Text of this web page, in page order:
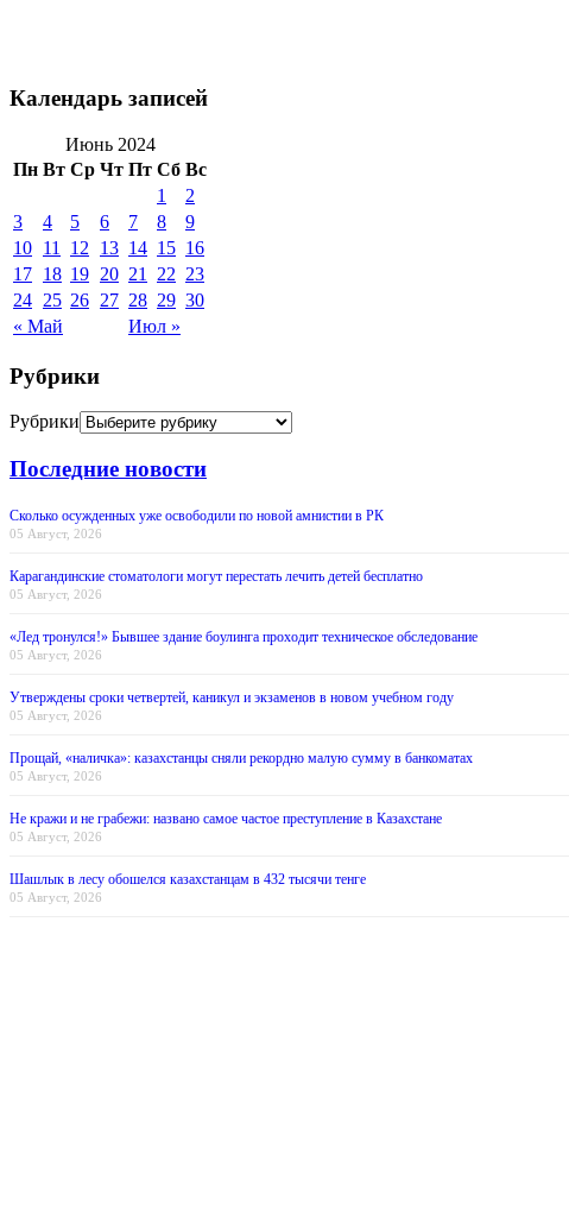
Календарь записей
Июнь 2024
Пн Вт Ср Чт Пт Сб Вс
« Май Июл »
1
2
3
4 5 6 7 8
9
10 11 12 13 14 15 16
17 18 19 20 21 22 23
24 25 26 27 28 29 30
Рубрики
Рубрики
Последние новости
Сколько осужденных уже освободили по новой амнистии в РК
05 Август, 2026
Карагандинские стоматологи могут перестать лечить детей бесплатно
05 Август, 2026
«Лед тронулся!» Бывшее здание боулинга проходит техническое обследование
05 Август, 2026
Утверждены сроки четвертей, каникул и экзаменов в новом учебном году
05 Август, 2026
Прощай, «наличка»: казахстанцы сняли рекордно малую сумму в банкоматах
05 Август, 2026
Не кражи и не грабежи: названо самое частое преступление в Казахстане
05 Август, 2026
Шашлык в лесу обошелся казахстанцам в 432 тысячи тенге
05 Август, 2026